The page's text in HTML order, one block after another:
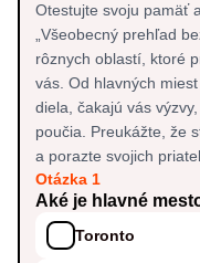
Otestujte svoju pamäť
„Všeobecný prehľad
rôznych oblastí, ktoré
vás. Od hlavných
diela, čakajú vás
poučia. Preukážte, že
a porazte svojich
Otázka 1
Aké je hlavné
Toronto